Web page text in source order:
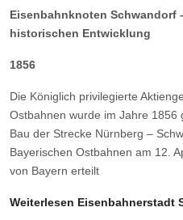
Eisenbahnknoten Schwandorf
historischen Entwicklung
1856
Die Königlich privilegierte
Ostbahnen wurde im Jahre 1856
Bau der Strecke Nürnberg –
Bayerischen Ostbahnen am 12.
von Bayern erteilt
Weiterlesen Eisenbahnerstadt